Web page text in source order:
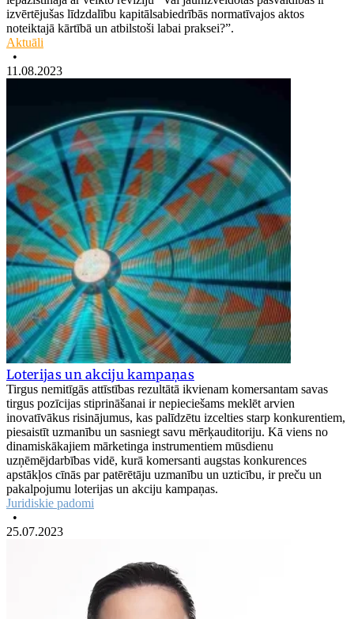
izvērtējušas līdzdalību kapitālsabiedrībās normatīvajos aktos
noteiktajā kārtībā un atbilstoši labai praksei?”.
Aktuāli
•
11.08.2023
Loterijas un akciju kampaņas
Tirgus nemitīgās attīstības rezultātā ikvienam komersantam savas
tirgus pozīcijas stiprināšanai ir nepieciešams meklēt arvien
inovatīvākus risinājumus, kas palīdzētu izcelties starp konkurentiem,
piesaistīt uzmanību un sasniegt savu mērķauditoriju. Kā viens no
dinamiskākajiem mārketinga instrumentiem mūsdienu
uzņēmējdarbības vidē, kurā komersanti augstas konkurences
apstākļos cīnās par patērētāju uzmanību un uzticību, ir preču un
pakalpojumu loterijas un akciju kampaņas.
Juridiskie padomi
•
25.07.2023